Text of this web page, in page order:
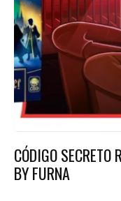
CÓDIGO SECRETO
BY FURNA